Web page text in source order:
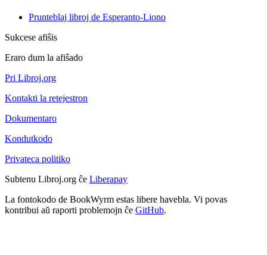
Prunteblaj libroj de Esperanto-Liono
Sukcese afiŝis
Eraro dum la afiŝado
Pri Libroj.org
Kontakti la retejestron
Dokumentaro
Kondutkodo
Privateca politiko
Subtenu Libroj.org ĉe Liberapay
La fontokodo de BookWyrm estas libere havebla. Vi povas
kontribui aŭ raporti problemojn ĉe GitHub.